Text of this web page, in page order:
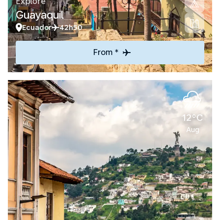
Guayaquil
Ecuador 42h50
From *
12°C
Aug